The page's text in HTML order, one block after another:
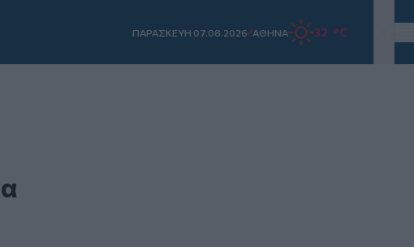
ΠΑΡΑΣΚΕΥΗ 07.08.2026/ΑΘΗΝΑ 32 °C